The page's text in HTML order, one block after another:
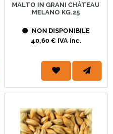
MALTO IN GRANI CHÂTEAU
MELANO KG.25
NON DISPONIBILE
40,60 € IVA inc.